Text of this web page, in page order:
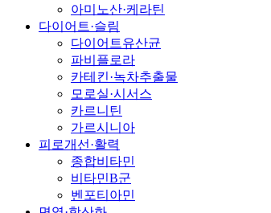
아미노산·케라틴
다이어트·슬림
다이어트유산균
파비플로라
카테킨·녹차추출물
모로실·시서스
카르니틴
가르시니아
피로개선·활력
종합비타민
비타민B군
벤포티아민